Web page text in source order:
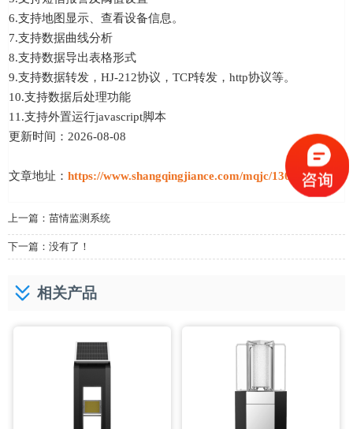
6.支持地图显示、查看设备信息。
7.支持数据曲线分析
8.支持数据导出表格形式
9.支持数据转发，HJ-212协议，TCP转发，http协议等。
10.支持数据后处理功能
11.支持外置运行javascript脚本
更新时间：2026-08-08
文章地址： https://www.shangqingjiance.com/mqjc/1308.html
上一篇： 苗情监测系统
下一篇：没有了！
相关产品